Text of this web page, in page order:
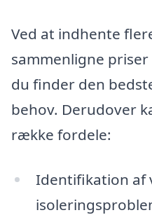
Ved at indhente
sammenligne priser
du finder den
behov. Derudover
række fordele:
Identifikation af